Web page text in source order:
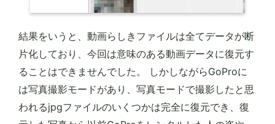
結果をいうと、動画らしきファイルは全てデータが断
片化しており、今回は意味のある動画データに復元す
ることはできませんでした。 しかしながらGoProに
は写真撮影モードがあり、写真モードで撮影したと思
われるjpgファイルのいくつかは完全に復元でき、復